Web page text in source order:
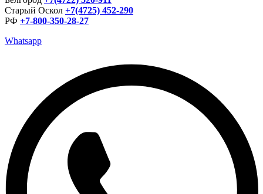
Старый Оскол +7(4725) 452-290
РФ +7-800-350-28-27
Whatsapp